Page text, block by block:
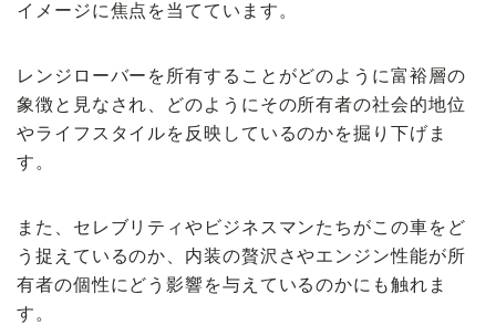
イメージに焦点を当てています。
レンジローバーを所有することがどのように富裕層の
象徴と見なされ、どのようにその所有者の社会的地位
やライフスタイルを反映しているのかを掘り下げま
す。
また、セレブリティやビジネスマンたちがこの車をど
う捉えているのか、内装の贅沢さやエンジン性能が所
有者の個性にどう影響を与えているのかにも触れま
す。